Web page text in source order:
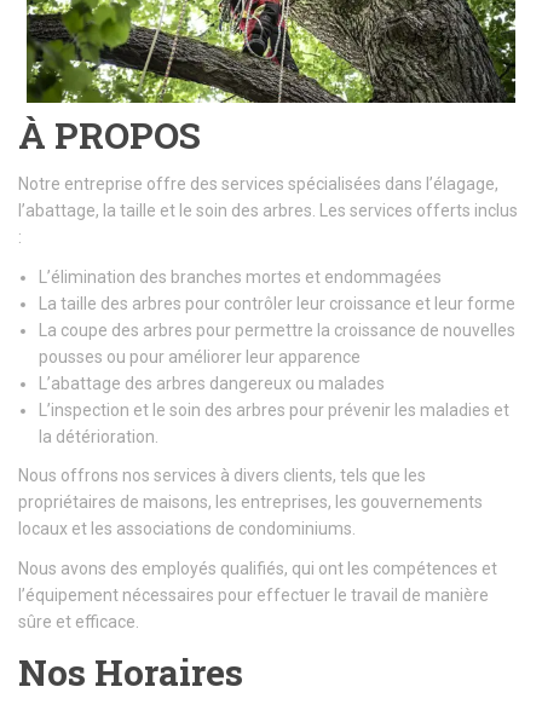
À PROPOS
Notre entreprise offre des services spécialisées dans l’élagage,
l’abattage, la taille et le soin des arbres. Les services offerts inclus
:
L’élimination des branches mortes et endommagées
La taille des arbres pour contrôler leur croissance et leur forme
La coupe des arbres pour permettre la croissance de nouvelles
pousses ou pour améliorer leur apparence
L’abattage des arbres dangereux ou malades
L’inspection et le soin des arbres pour prévenir les maladies et
la détérioration.
Nous offrons nos services à divers clients, tels que les
propriétaires de maisons, les entreprises, les gouvernements
locaux et les associations de condominiums.
Nous avons des employés qualifiés, qui ont les compétences et
l’équipement nécessaires pour effectuer le travail de manière
sûre et efficace.
Nos Horaires